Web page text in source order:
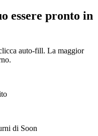
essere pronto in
auto-fill. La maggior